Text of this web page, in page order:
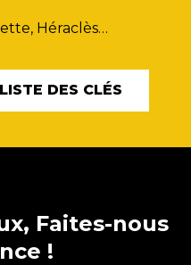
Héraclès…
DES CLÉS
Faites-nous
!